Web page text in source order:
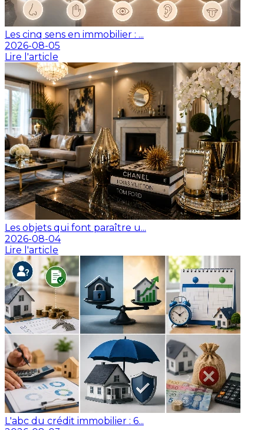
Les cinq sens en immobilier : ...
2026-08-05
Lire l'article
Les objets qui font paraître u...
2026-08-04
Lire l'article
L'abc du crédit immobilier : 6...